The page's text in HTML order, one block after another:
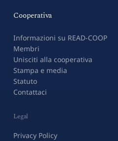
Cooperativa
Informazioni su READ-COOP
Membri
Unisciti alla cooperativa
Stampa e media
Statuto
Contattaci
Legal
Privacy Policy